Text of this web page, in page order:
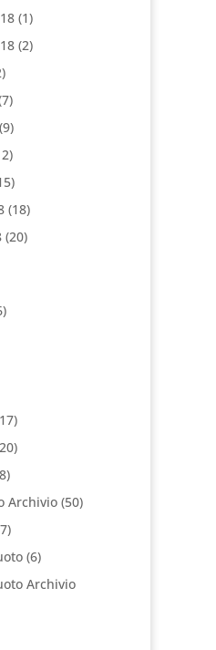
(1)
(2)
(18)
(20)
Archivio(50)
(6)
Archivio